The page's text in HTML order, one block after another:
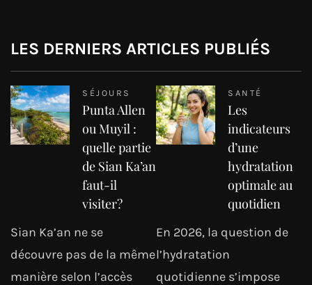
LES DERNIERS ARTICLES PUBLIÉS
SÉJOURS
Punta Allen
ou Muyil :
quelle partie
de Sian Ka’an
faut-il
visiter?
Sian Ka’an ne se
découvre pas de la même
manière selon l’accès
SANTÉ
Les
indicateurs
d’une
hydratation
optimale au
quotidien
En 2026, la question de
l’hydratation
quotidienne s’impose